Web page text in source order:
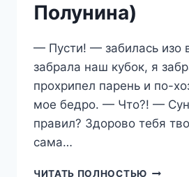
Полунина)
— Пусти! — забилась изо
забрала наш кубок, я
прохрипел парень и по-
мое бедро. — Что?! —
правил? Здорово тебя
сама…
ЧИТАТЬ ПОЛНОСТЬЮ ДЛЯ